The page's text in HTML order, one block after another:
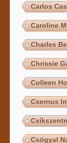
Carlos
Caroline
Charles
Chrissie
Colleen
Csernus
Csögyal